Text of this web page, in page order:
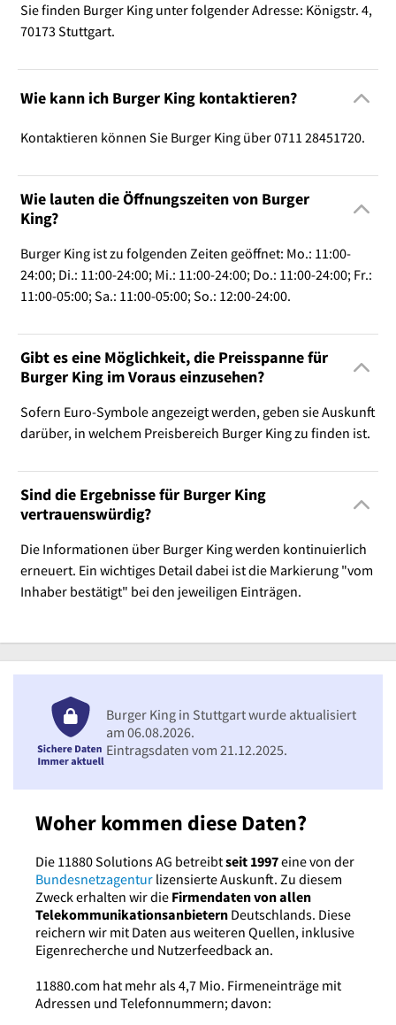
Sie finden Burger King unter folgender Adresse: Königstr. 4,
70173 Stuttgart.
Wie kann ich Burger King kontaktieren?
Kontaktieren können Sie Burger King über 0711 28451720.
Wie lauten die Öffnungszeiten von Burger
King?
Burger King ist zu folgenden Zeiten geöffnet: Mo.: 11:00-
24:00; Di.: 11:00-24:00; Mi.: 11:00-24:00; Do.: 11:00-24:00; Fr.:
11:00-05:00; Sa.: 11:00-05:00; So.: 12:00-24:00.
Gibt es eine Möglichkeit, die Preisspanne für
Burger King im Voraus einzusehen?
Sofern Euro-Symbole angezeigt werden, geben sie Auskunft
darüber, in welchem Preisbereich Burger King zu finden ist.
Sind die Ergebnisse für Burger King
vertrauenswürdig?
Die Informationen über Burger King werden kontinuierlich
erneuert. Ein wichtiges Detail dabei ist die Markierung "vom
Inhaber bestätigt" bei den jeweiligen Einträgen.
Woher kommen diese Daten?
Die 11880 Solutions AG betreibtseit 1997eine von der
Bundesnetzagentur lizensierte Auskunft. Zu diesem
Zweck erhalten wir die Firmendaten von allen
Telekommunikationsanbietern Deutschlands. Diese
reichern wir mit Daten aus weiteren Quellen, inklusive
Eigenrecherche und Nutzerfeedback an.
11880.com hat mehr als 4,7 Mio. Firmeneinträge mit
Adressen und Telefonnummern; davon:
Burger King in Stuttgart wurde aktualisiert
am 06.08.2026.
Eintragsdaten vom 21.12.2025.